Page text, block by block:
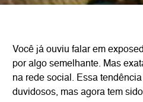
Você já ouviu falar em
por algo semelhante. Mas
na rede social. Essa
duvidosos, mas agora tem